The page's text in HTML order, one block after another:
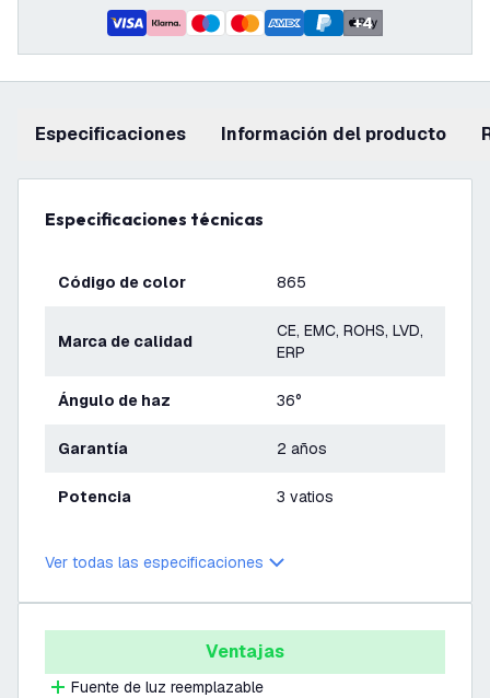
+4
Especificaciones información del producto
Especificaciones técnicas
Código de color 865
Marca de calidad
CE, EMC, ROHS, LVD,
ERP
Ángulo de haz 36°
Garantía 2 años
Potencia 3 vatios
Ver todas las especificaciones
Ventajas
Fuente de luz reemplazable